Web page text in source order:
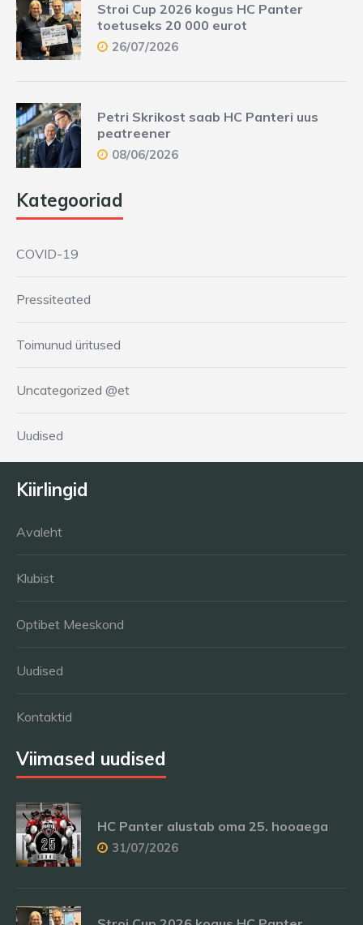
Stroi Cup 2026 kogus HC Panter
toetuseks 20 000 eurot
26/07/2026
Petri Skrikost saab HC Panteri uus
peatreener
08/06/2026
Kategooriad
COVID-19
Pressiteated
Toimunud üritused
Uncategorized @et
Uudised
Kiirlingid
Avaleht
Klubist
Optibet Meeskond
Uudised
Kontaktid
Viimased uudised
HC Panter alustab oma 25. hooaega
31/07/2026